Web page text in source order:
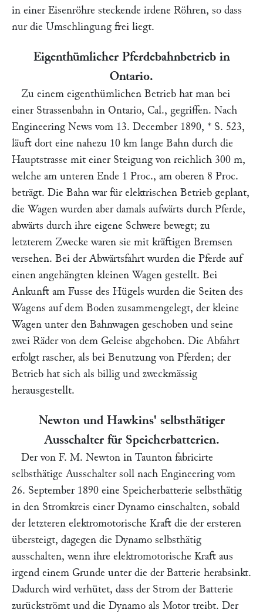
in einer Eisenröhre steckende irdene Röhren, so dass
nur die Umschlingung frei liegt.
Eigenthümlicher Pferdebahnbetrieb in
Ontario.
Zu einem eigenthümlichen Betrieb hat man bei
einer Strassenbahn in Ontario, Cal., gegriffen. Nach
Engineering News vom 13. December 1890, * S. 523,
läuft dort eine nahezu 10 km lange Bahn durch die
Hauptstrasse mit einer Steigung von reichlich 300 m,
welche am unteren Ende 1 Proc., am oberen 8 Proc.
beträgt. Die Bahn war für elektrischen Betrieb geplant,
die Wagen wurden aber damals aufwärts durch Pferde,
abwärts durch ihre eigene Schwere bewegt; zu
letzterem Zwecke waren sie mit kräftigen Bremsen
versehen. Bei der Abwärtsfahrt wurden die Pferde auf
einen angehängten kleinen Wagen gestellt. Bei
Ankunft am Fusse des Hügels wurden die Seiten des
Wagens auf dem Boden zusammengelegt, der kleine
Wagen unter den Bahnwagen geschoben und seine
zwei Räder von dem Geleise abgehoben. Die Abfahrt
erfolgt rascher, als bei Benutzung von Pferden; der
Betrieb hat sich als billig und zweckmässig
herausgestellt.
Newton und Hawkins' selbsthätiger
Ausschalter für Speicherbatterien.
Der von F. M. Newton in Taunton fabricirte
selbsthätige Ausschalter soll nach Engineering vom
26. September 1890 eine Speicherbatterie selbsthätig
in den Stromkreis einer Dynamo einschalten, sobald
der letzteren elektromotorische Kraft die der ersteren
übersteigt, dagegen die Dynamo selbsthätig
ausschalten, wenn ihre elektromotorische Kraft aus
irgend einem Grunde unter die der Batterie herabsinkt.
Dadurch wird verhütet, dass der Strom der Batterie
zurückströmt und die Dynamo als Motor treibt. Der